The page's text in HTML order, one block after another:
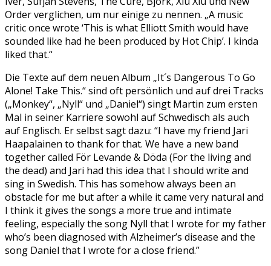
Order verglichen, um nur einige zu nennen. „A music
critic once wrote ‘This is what Elliott Smith would have
sounded like had he been produced by Hot Chip’. I kinda
liked that.“
Die Texte auf dem neuen Album „It´s Dangerous To Go
Alone! Take This.“ sind oft persönlich und auf drei Tracks
(„Monkey“, „Nyll“ und „Daniel“) singt Martin zum ersten
Mal in seiner Karriere sowohl auf Schwedisch als auch
auf Englisch. Er selbst sagt dazu: “I have my friend Jari
Haapalainen to thank for that. We have a new band
together called För Levande & Döda (For the living and
the dead) and Jari had this idea that I should write and
sing in Swedish. This has somehow always been an
obstacle for me but after a while it came very natural and
I think it gives the songs a more true and intimate
feeling, especially the song Nyll that I wrote for my father
who’s been diagnosed with Alzheimer’s disease and the
song Daniel that I wrote for a close friend.”